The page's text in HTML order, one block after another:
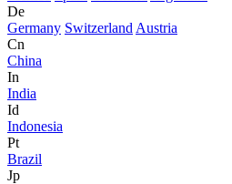
De
Germany Switzerland Austria
Cn
China
In
India
Id
Indonesia
Pt
Brazil
Jp